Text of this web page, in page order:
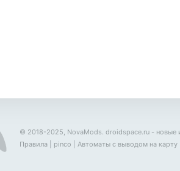
© 2018-2025, NovaMods. droidspace.ru - новые
Правила
pinco Автоматы с выводом на карту